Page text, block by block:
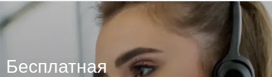
Бесплатная